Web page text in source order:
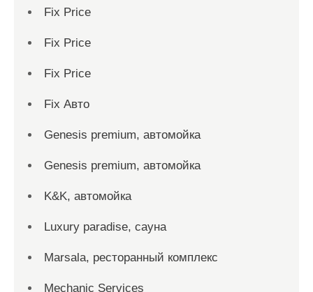
Fix Price
Fix Price
Fix Price
Fix Авто
Genesis premium, автомойка
Genesis premium, автомойка
K&K, автомойка
Luxury paradise, сауна
Marsala, ресторанный комплекс
Mechanic Services